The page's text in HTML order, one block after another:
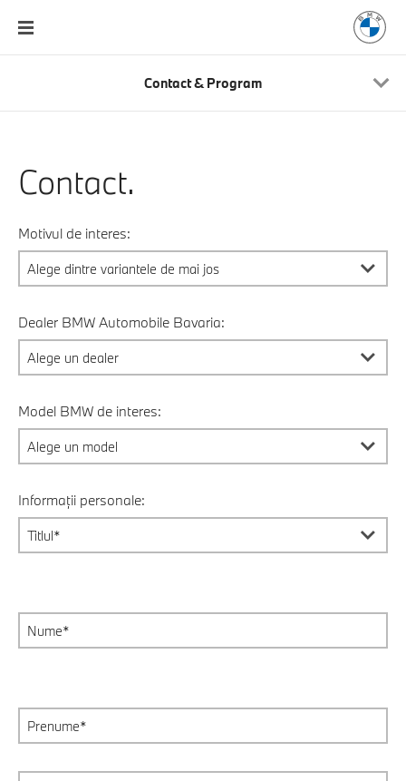
Contact & Program
Contact.
Motivul de interes:
Dealer BMW Automobile Bavaria:
Model BMW de interes:
Informații personale: